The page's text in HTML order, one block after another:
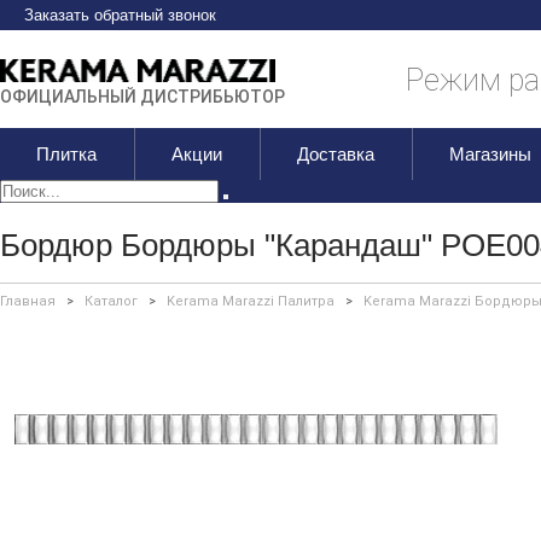
Заказать обратный звонок
ОФИЦИАЛЬНЫЙ ДИСТРИБЬЮТОР Режим
Плитка Акции Доставка Магазины
Бордюр Бордюры "Карандаш"
Главная > Каталог > Kerama Marazzi Палитра > Kerama Marazzi